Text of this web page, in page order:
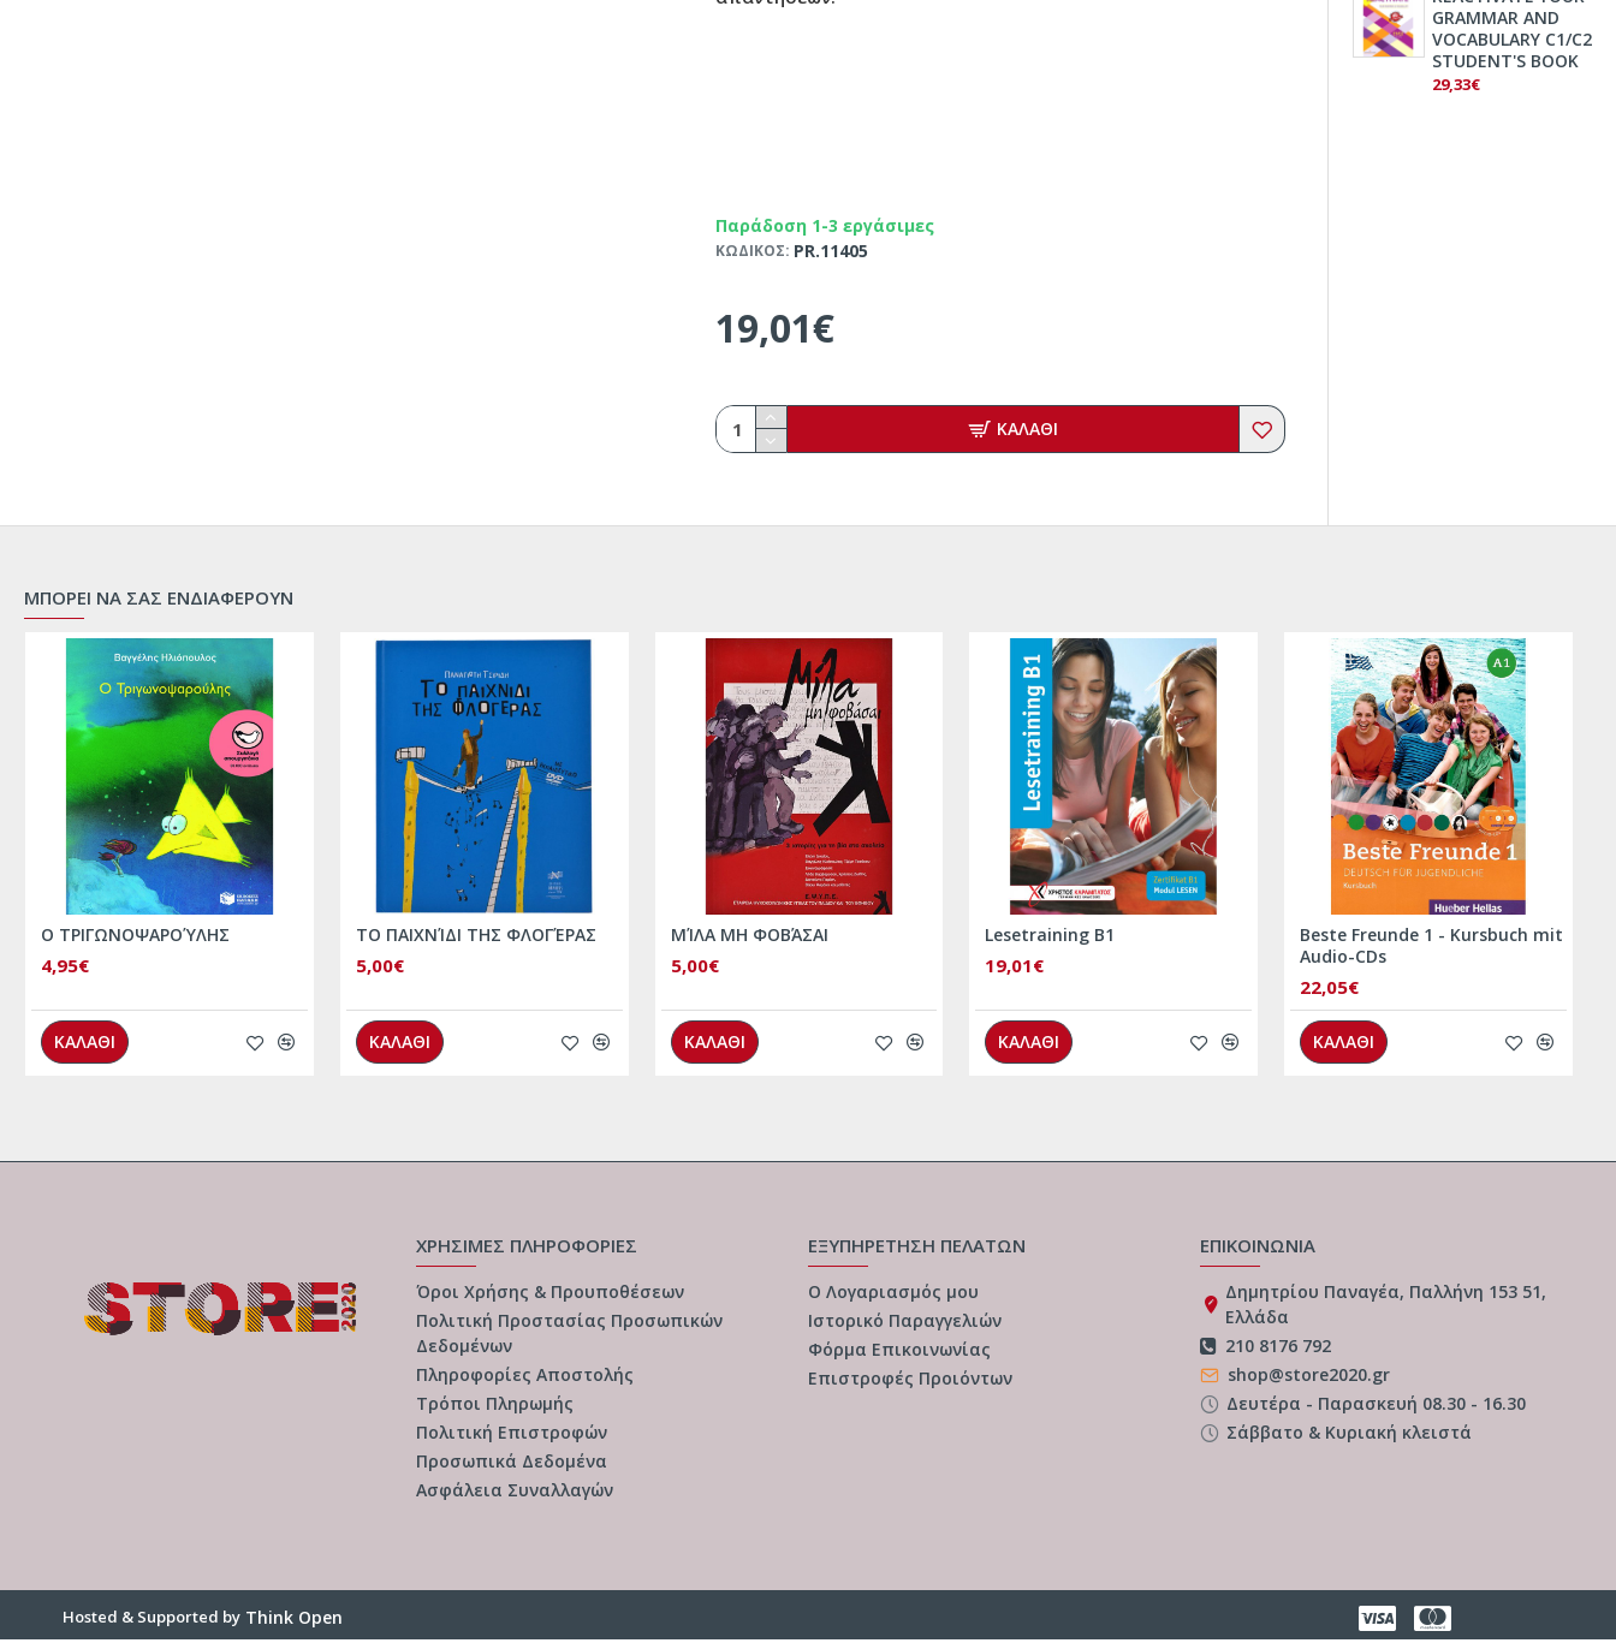
19,01€
Παράδοση 1-3 εργάσιμες
ΚΩΔΙΚΟΣ: PR.11405
ΚΑΛΑΘΙ
GRAMMAR AND
VOCABULARY C1/C2
STUDENT'S BOOK
29,33€
ΜΠΟΡΕΙ ΝΑ ΣΑΣ ΕΝΔΙΑΦΕΡΟΥΝ
Ο ΤΡΙΓΩΝΟΨΑΡΟΎΛΗΣ
4,95€
ΚΑΛΑΘΙ
ΤΟ ΠΑΙΧΝΊΔΙ ΤΗΣ ΦΛΟΓΈΡΑΣ
5,00€
ΚΑΛΑΘΙ
ΜΊΛΑ ΜΗ ΦΟΒΆΣΑΙ
5,00€
ΚΑΛΑΘΙ
Lesetraining B1
19,01€
ΚΑΛΑΘΙ
Beste Freunde 1 - Kursbuch mit
Audio-CDs
22,05€
ΚΑΛΑΘΙ
ΧΡΗΣΙΜΕΣ ΠΛΗΡΟΦΟΡΙΕΣ
Όροι Χρήσης & Προυποθέσεων
Πολιτική Προστασίας Προσωπικών
Δεδομένων
Πληροφορίες Αποστολής
Τρόποι Πληρωμής
Πολιτική Επιστροφών
Προσωπικά Δεδομένα
Ασφάλεια Συναλλαγών
ΕΞΥΠΗΡΕΤΗΣΗ ΠΕΛΑΤΩΝ
Ο Λογαριασμός μου
Ιστορικό Παραγγελιών
Φόρμα Επικοινωνίας
Επιστροφές Προιόντων
ΕΠΙΚΟΙΝΩΝΙΑ
Δημητρίου Παναγέα, Παλλήνη 153 51,
Ελλάδα
210 8176 792
shop@store2020.gr
Δευτέρα - Παρασκευή 08.30 - 16.30
Σάββατο & Κυριακή κλειστά
Hosted & Supported byThink Open